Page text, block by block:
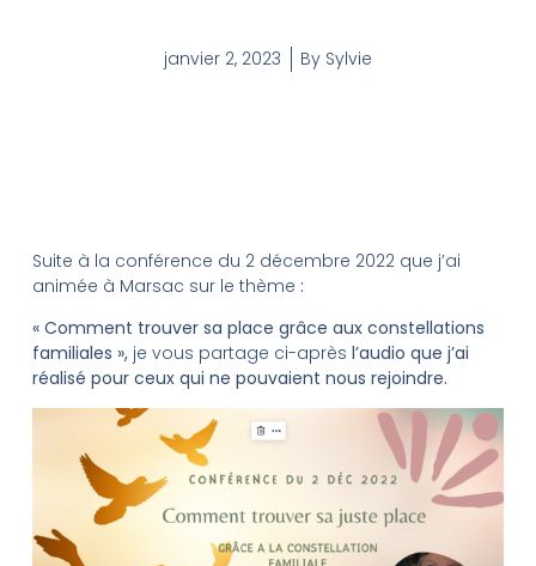
janvier 2, 2023 By Sylvie
Suite à la conférence du 2 décembre 2022 que j’ai
animée à Marsac sur le thème :
« Comment trouver sa place grâce aux constellations
familiales », je vous partage ci-après l’audio que j’ai
réalisé pour ceux qui ne pouvaient nous rejoindre.